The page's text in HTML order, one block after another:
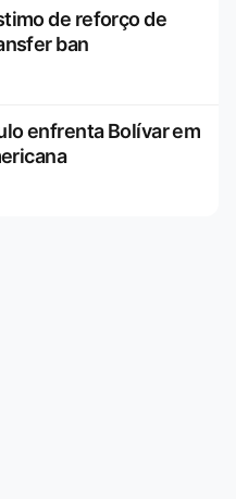
de reforço de
ban
enfrenta Bolívar em